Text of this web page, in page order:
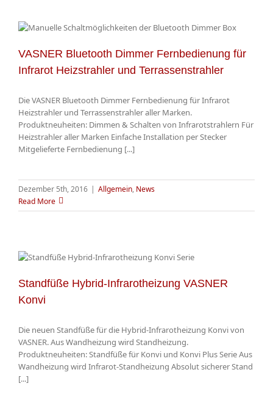
VASNER Bluetooth Dimmer Fernbedienung für
Infrarot Heizstrahler und Terrassenstrahler
Die VASNER Bluetooth Dimmer Fernbedienung für Infrarot
Heizstrahler und Terrassenstrahler aller Marken.
Produktneuheiten: Dimmen & Schalten von Infrarotstrahlern Für
Heizstrahler aller Marken Einfache Installation per Stecker
Mitgelieferte Fernbedienung [...]
Dezember 5th, 2016 | Allgemein, News
Read More
Standfüße Hybrid-Infrarotheizung VASNER
Konvi
Die neuen Standfüße für die Hybrid-Infrarotheizung Konvi von
VASNER. Aus Wandheizung wird Standheizung.
Produktneuheiten: Standfüße für Konvi und Konvi Plus Serie Aus
Wandheizung wird Infrarot-Standheizung Absolut sicherer Stand
[...]